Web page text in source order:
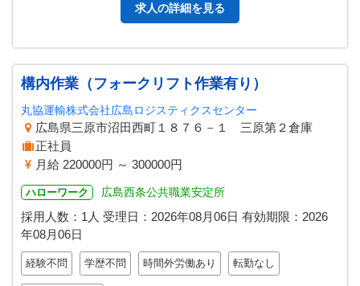
求人の詳細を見る
構内作業（フォークリフト作業有り）
丸協運輸株式会社広島ロジスティクスセンター
広島県三原市沼田西町１８７６－１ 三原第２倉庫
正社員
月給 220000円 ～ 300000円
ハローワーク 広島西条公共職業安定所
採用人数：1人 受理日： 2026年08月06日 有効期限： 2026
年08月06日
経験不問 学歴不問 時間外労働あり 転勤なし